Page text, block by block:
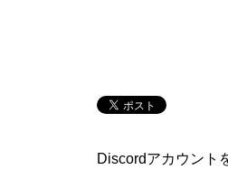
Discordアカウント